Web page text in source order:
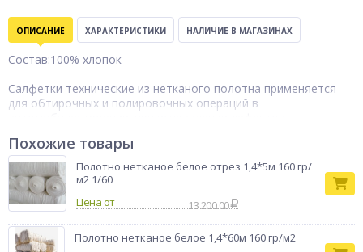
ОПИСАНИЕ ХАРАКТЕРИСТИКИ НАЛИЧИЕ В МАГАЗИНАХ
Состав:100% хлопок
Салфетки технические из нетканого полотна применяется
для обтирочных и полировочных операций в
стекол и пластмассовых изделий. В приборостроении, в
машиностроении, в помещениях с повышенной вакуумной
гигиеной, в качестве обтирочного материала для
обслуживающего персонала и для других целей.
В упаковке 50штук
Похожие товары
Полотно нетканое белое отрез 1,4*5м 160 гр/
м2 1/60
Цена от
13 200.00
Полотно нетканое белое 1,4*60м 160 гр/м2